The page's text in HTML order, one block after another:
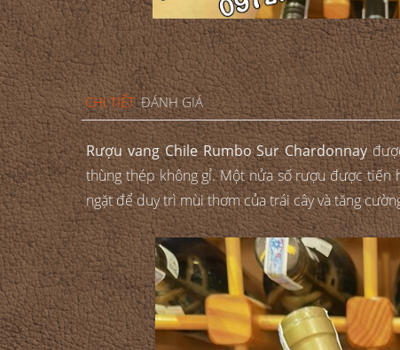
CHI TIẾT ĐÁNH GIÁ
Rượu vang Chile Rumbo Sur Chardonnay
thùng thép không gỉ. Một nửa số rượu được
ngặt để duy trì mùi thơm của trái cây và tăng